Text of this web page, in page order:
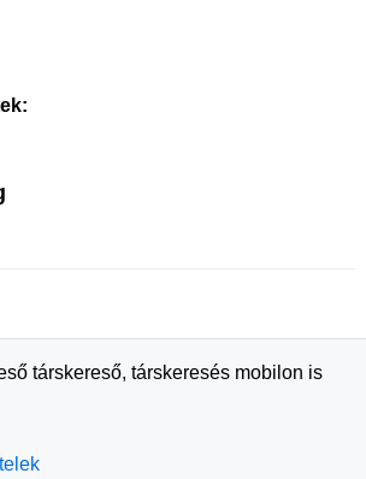
társkereső, társkeresés mobilon is